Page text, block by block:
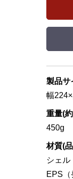
製品サ
幅
重量(
450g
材質(
シェル
EPS